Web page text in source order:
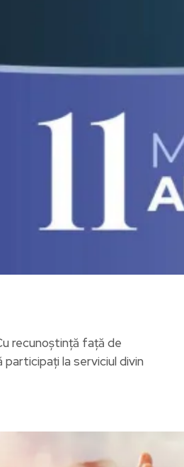
recunoștință față de
la serviciul divin